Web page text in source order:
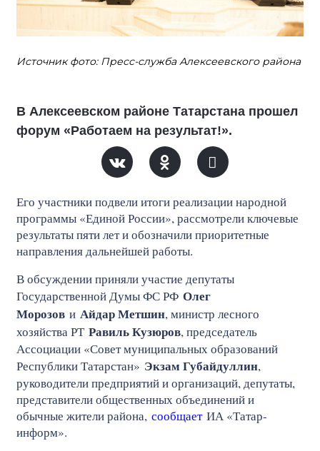
Источник фото: Пресс-служба Алексеевского района
В Алексеевском районе Татарстана прошел
форум «Работаем на результат!».
Его участники подвели итоги реализации народной
программы «Единой России», рассмотрели ключевые
результаты пяти лет и обозначили приоритетные
направления дальнейшей работы.
В обсуждении приняли участие депутаты
Государственной Думы ФС РФ Олег
Морозов и Айдар Метшин, министр лесного
хозяйства РТ Равиль Кузюров, председатель
Ассоциации «Совет муниципальных образований
Республики Татарстан» Экзам Губайдуллин,
руководители предприятий и организаций, депутаты,
представители общественных объединений и
обычные жители района, сообщаетИА «Татар-
информ».